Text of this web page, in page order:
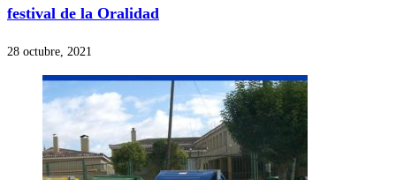
festival de la Oralidad
28 octubre, 2021